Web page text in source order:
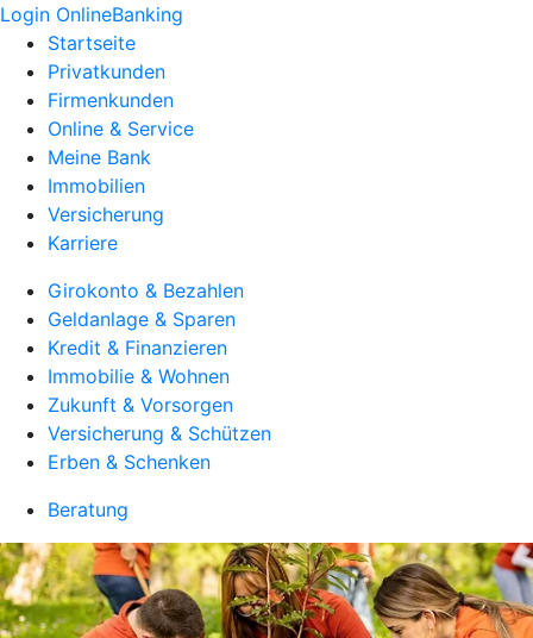
Login OnlineBanking
Startseite
Privatkunden
Firmenkunden
Online & Service
Meine Bank
Immobilien
Versicherung
Karriere
Girokonto & Bezahlen
Geldanlage & Sparen
Kredit & Finanzieren
Immobilie & Wohnen
Zukunft & Vorsorgen
Versicherung & Schützen
Erben & Schenken
Beratung